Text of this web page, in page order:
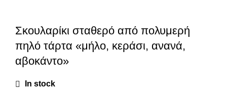
Σκουλαρίκι σταθερό από πολυμερή
πηλό τάρτα «μήλο, κεράσι, ανανά,
αβοκάντο»
In stock